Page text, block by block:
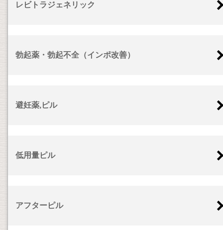
レビトラジェネリック
勃起薬・勃起不全（インポ改善）
避妊薬,ピル
低用量ピル
アフターピル